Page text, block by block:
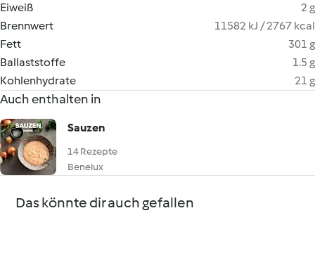
Eiweiß
2 g
Brennwert
11582 kJ / 2767 kcal
Fett
301 g
Ballaststoffe
1.5 g
Kohlenhydrate
21 g
Auch enthalten in
Sauzen
14 Rezepte
Benelux
Das könnte dir auch gefallen